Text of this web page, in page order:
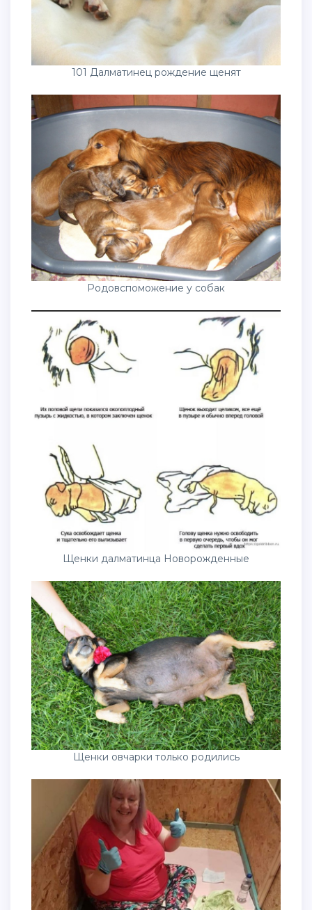
101 Далматинец рождение щенят
Родовспоможение у собак
Щенки далматинца Новорожденные
Щенки овчарки только родились